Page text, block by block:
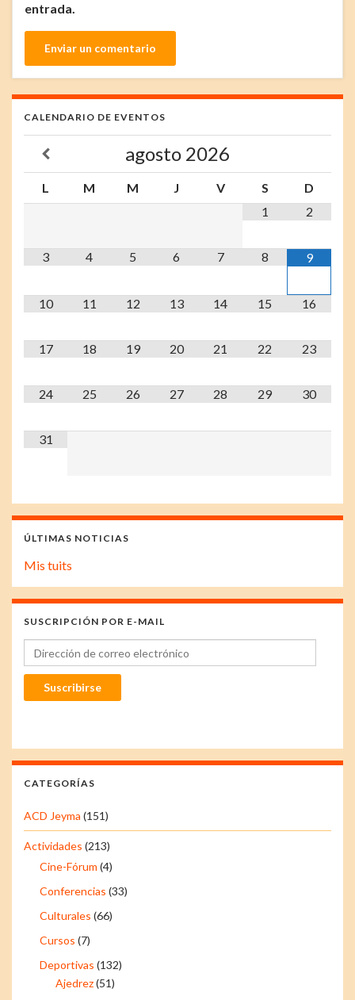
entrada.
CALENDARIO DE EVENTOS
agosto 2026
L M M J V S
D
1
2
3 4 5 6 7 8 9
10 11 12 13 14 15 16
17 18 19 20 21 22 23
24 25 26 27 28 29 30
31
ÚLTIMAS NOTICIAS
Mis tuits
SUSCRIPCIÓN POR E-MAIL
Dirección de correo electrónico
Suscribirse
CATEGORÍAS
ACD Jeyma (151)
Actividades (213)
Cine-Fórum (4)
Conferencias (33)
Culturales (66)
Cursos (7)
Deportivas (132)
Ajedrez(51)